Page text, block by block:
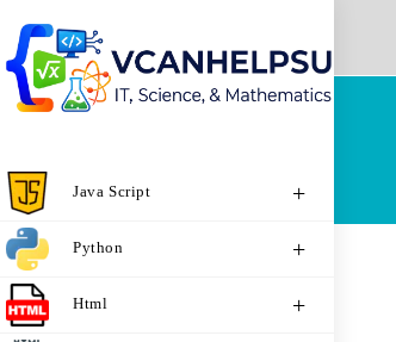
Java Script
Python
Html